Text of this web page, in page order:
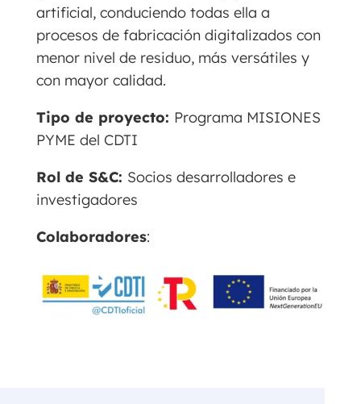
artificial, conduciendo todas ella a
procesos de fabricación digitalizados con
menor nivel de residuo, más versátiles y
con mayor calidad.
Tipo de proyecto: Programa MISIONES
PYME del CDTI
Rol de S&C: Socios desarrolladores e
investigadores
Colaboradores: